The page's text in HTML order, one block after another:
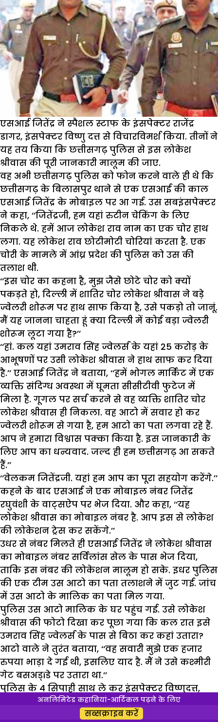
एसआई जितेंद्र ने स्पैशल स्टाफ के इंसपेक्टर राजेंद्र
डागर, इंसपेक्टर विष्णु दत्त से विचारविमर्श किया. तीनों ने
यह तय किया कि छत्तीसगढ़ पुलिस से इस लोकेश
श्रीवास की पूरी जानकारी मालूम की जाए.
वह अभी छत्तीसगढ़ पुलिस को फोन करने वाले ही थे कि
छत्तीसगढ़ के बिलासपुर थाने से एक एसआई की काल
एसआई जितेंद्र के मोबाइल पर आ गई. उस सबइंसपेक्टर
ने कहा, ‘‘जितेंद्रजी, हम यहां रुटीन चेकिंग के लिए
निकले थे. हमें आज लोकेश राव नाम का एक चोर हाथ
लगा. यह लोकेश राव छोटीमोटी चोरियां करता है. एक
चोरी के मामले में आंध्र प्रदेश की पुलिस को उस की
तलाश थी.
‘‘इस चोर का कहना है, मुझ जैसे छोटे चोर को क्यों
पकड़ते हो, दिल्ली में शातिर चोर लोकेश श्रीवास ने बड़े
ज्वेलरी शोरूम पर हाथ साफ किया है, उसे पकड़ो तो जानूं.
मैं यह जानना चाहता हूं क्या दिल्ली में कोई बड़ा ज्वेलरी
शोरूम लूटा गया है?’’
‘‘हां. कल यहां उमराव सिंह ज्वेलर्स के यहां 25 करोड़ के
आभूषणों पर उसी लोकेश श्रीवास ने हाथ साफ कर दिया
है.’’ एसआई जितेंद्र ने बताया, ‘‘हमें भोगल मार्किट में एक
व्यक्ति संदिग्ध अवस्था में घूमता सीसीटीवी फुटेज में
मिला है. गूगल पर सर्च करने से वह व्यक्ति शातिर चोर
लोकेश श्रीवास ही निकला. वह आटो में सवार हो कर
ज्वेलरी शोरूम से गया है, हम आटो का पता लगवा रहे हैं.
आप ने हमारा विश्वास पक्का किया है. इस जानकारी के
लिए आप का धन्यवाद. जल्द ही हम छत्तीसगढ़ आ सकते
हैं.’’
‘‘वेलकम जितेंद्रजी. यहां हम आप का पूरा सहयोग करेंगे.’’
कहने के बाद एसआई ने एक मोबाइल नंबर जितेंद्र
रघुवंशी के वाट्सऐप पर भेज दिया. और कहा, ‘‘यह
लोकेश श्रीवास का मोबाइल नंबर है. आप इस से लोकेश
की लोकेशन ट्रेस कर सकेंगे.’’
उधर से नंबर मिलते ही एसआई जितेंद्र ने लोकेश श्रीवास
का मोबाइल नंबर सर्विलांस सेल के पास भेज दिया,
ताकि इस नंबर की लोकेशन मालूम हो सके. इधर पुलिस
की एक टीम उस आटो का पता तलाशने में जुट गई. जांच
में उस आटो के मालिक का पता मिल गया.
पुलिस उस आटो मालिक के घर पहुंच गई. उसे लोकेश
श्रीवास की फोटो दिखा कर पूछा गया कि कल रात इसे
उमराव सिंह ज्वेलर्स के पास से बिठा कर कहां उतारा?
आटो वाले ने तुरंत बताया, ‘‘वह सवारी मुझे एक हजार
रुपया भाड़ा दे गई थी, इसलिए याद है. मैं ने उसे कश्मीरी
गेट बसअड्ïडे पर उतारा था.’’
पुलिस के 4 सिपाही साथ ले कर इंसपेक्टर विष्णुदत्त,
इंसपेक्टर दिनेश और निजामुद्दीन थाने के एसआई जितेंद्र
कश्मीरी गेट बसअड्डा पहुंच गए.
अनलिमिटेड कहानियां-आर्टिकल पढ़ने के लिए
सब्सक्राइब करें